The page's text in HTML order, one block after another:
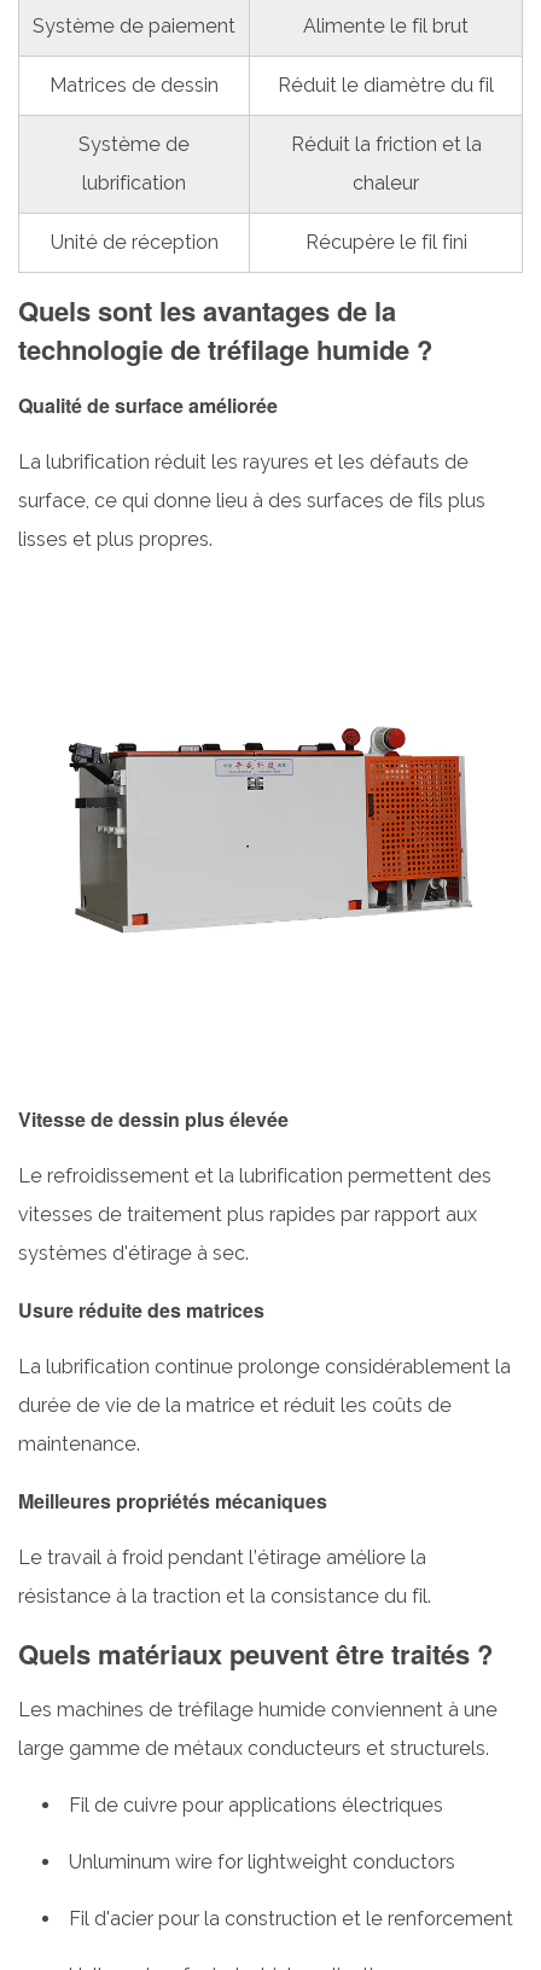
propriétés
mécaniques
Quels
matériaux
peuvent
être
traités
?
6
Où
machine
tréfilage
humide
est-
machine
tréfilage
humide
Système de paiement Alimente le fil brut
Matrices de dessin Réduit le diamètre du fil
Système de
lubrification
Réduit la friction et la
chaleur
Unité de réception Récupère le fil fini
Quels sont les avantages de la
technologie de tréfilage humide ?
Qualité de surface améliorée
La lubrification réduit les rayures et les défauts de
surface, ce qui donne lieu à des surfaces de fils plus
lisses et plus propres.
Vitesse de dessin plus élevée
Le refroidissement et la lubrification permettent des
vitesses de traitement plus rapides par rapport aux
systèmes d'étirage à sec.
Usure réduite des matrices
La lubrification continue prolonge considérablement la
durée de vie de la matrice et réduit les coûts de
maintenance.
Meilleures propriétés mécaniques
Le travail à froid pendant l’étirage améliore la
résistance à la traction et la consistance du fil.
Quels matériaux peuvent être traités ?
Les machines de tréfilage humide conviennent à une
large gamme de métaux conducteurs et structurels.
Fil de cuivre pour applications électriques
Unluminum wire for lightweight conductors
Fil d'acier pour la construction et le renforcement